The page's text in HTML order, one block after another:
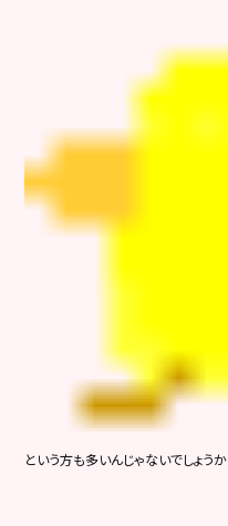
という方も多いんじゃないでしょうか